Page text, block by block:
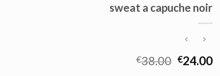
sweat a capuche noir
€38.00 €24.00